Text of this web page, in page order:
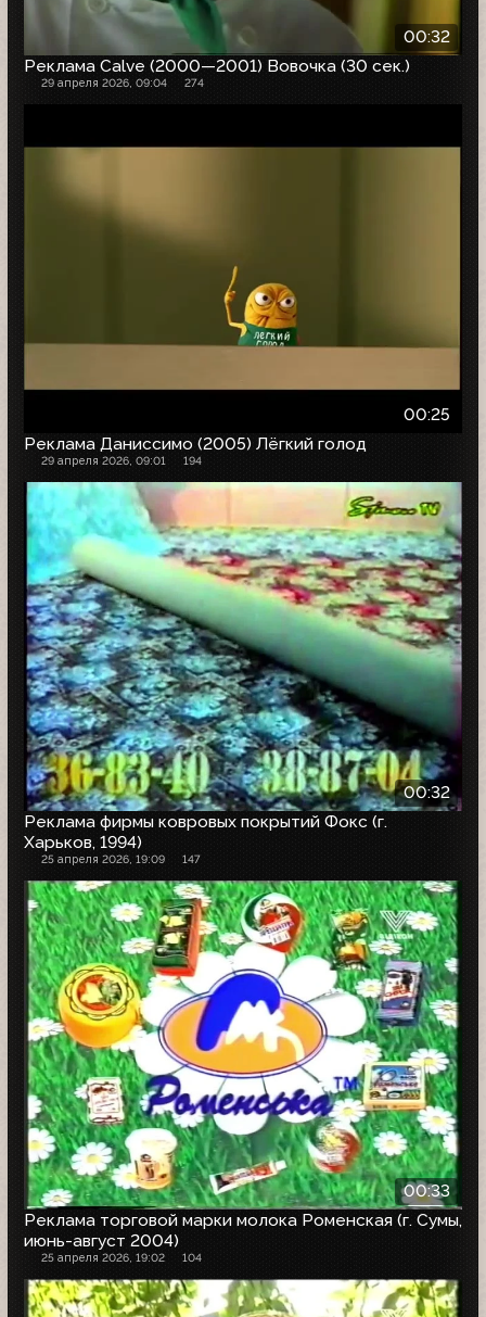
00:32
Реклама Calve (2000—2001) Вовочка (30 сек.)
29 апреля 2026, 09:04 274
00:25
Реклама Даниссимо (2005) Лёгкий голод
29 апреля 2026, 09:01 194
00:32
Реклама фирмы ковровых покрытий Фокс (г.
Харьков, 1994)
25 апреля 2026, 19:09 147
00:33
Реклама торговой марки молока Роменская (г. Сумы,
июнь-август 2004)
25 апреля 2026, 19:02 104